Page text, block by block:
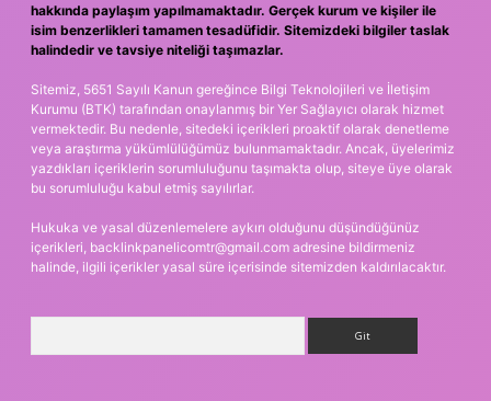
hakkında paylaşım yapılmamaktadır. Gerçek kurum ve kişiler ile
isim benzerlikleri tamamen tesadüfidir. Sitemizdeki bilgiler taslak
halindedir ve tavsiye niteliği taşımazlar.
Sitemiz, 5651 Sayılı Kanun gereğince Bilgi Teknolojileri ve İletişim
Kurumu (BTK) tarafından onaylanmış bir Yer Sağlayıcı olarak hizmet
vermektedir. Bu nedenle, sitedeki içerikleri proaktif olarak denetleme
veya araştırma yükümlülüğümüz bulunmamaktadır. Ancak, üyelerimiz
yazdıkları içeriklerin sorumluluğunu taşımakta olup, siteye üye olarak
bu sorumluluğu kabul etmiş sayılırlar.
Hukuka ve yasal düzenlemelere aykırı olduğunu düşündüğünüz
içerikleri, backlinkpanelicomtr@gmail.com adresine bildirmeniz
halinde, ilgili içerikler yasal süre içerisinde sitemizden kaldırılacaktır.